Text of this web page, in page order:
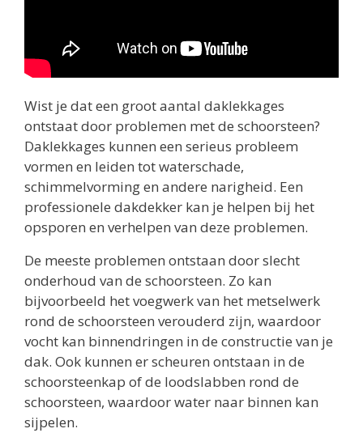
Wist je dat een groot aantal daklekkages
ontstaat door problemen met de schoorsteen?
Daklekkages kunnen een serieus probleem
vormen en leiden tot waterschade,
schimmelvorming en andere narigheid. Een
professionele dakdekker kan je helpen bij het
opsporen en verhelpen van deze problemen.
De meeste problemen ontstaan door slecht
onderhoud van de schoorsteen. Zo kan
bijvoorbeeld het voegwerk van het metselwerk
rond de schoorsteen verouderd zijn, waardoor
vocht kan binnendringen in de constructie van je
dak. Ook kunnen er scheuren ontstaan in de
schoorsteenkap of de loodslabben rond de
schoorsteen, waardoor water naar binnen kan
sijpelen.